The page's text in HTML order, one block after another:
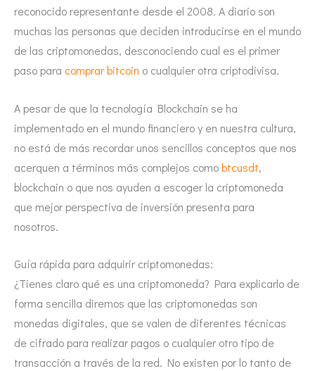
reconocido representante desde el 2008. A diario son
muchas las personas que deciden introducirse en el mundo
de las criptomonedas, desconociendo cual es el primer
paso para comprar bitcoin o cualquier otra criptodivisa.
A pesar de que la tecnología Blockchain se ha
implementado en el mundo financiero y en nuestra cultura,
no está de más recordar unos sencillos conceptos que nos
acerquen a términos más complejos comobtcusdt,
blockchain o que nos ayuden a escoger la criptomoneda
que mejor perspectiva de inversión presenta para
nosotros.
Guía rápida para adquirir criptomonedas:
¿Tienes claro qué es una criptomoneda? Para explicarlo de
forma sencilla diremos que las criptomonedas son
monedas digitales, que se valen de diferentes técnicas
de cifrado para realizar pagos o cualquier otro tipo de
transacción a través de la red. No existen por lo tanto de